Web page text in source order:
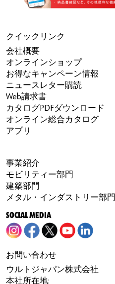
クイックリンク
会社概要
オンラインショップ
お得なキャンペーン情報
ニュースレター購読
Web請求書
カタログPDFダウンロード
オンライン総合カタログ
アプリ
事業紹介
モビリティー部門
建築部門
メタル・インダストリー部門
SOCIAL MEDIA
お問い合わせ
ウルトジャパン株式会社
本社所在地: